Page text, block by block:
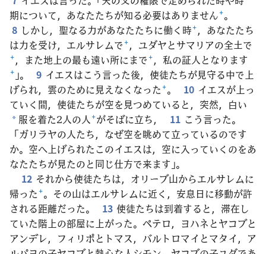
期について，あなたたちが知る必要はありません+。
8 しかし，聖なる力があなたたちに働く時+，あなたたち
は力を受け，エルサレムで+，ユダヤとサマリアの全土で
+，また地上の最も遠い所にまで+，私の証人となります
+ 」。 9 イエスはこう言った後，使徒たちが見守る中で上
げられ，雲のために見えなくなった+。 10 イエスが上っ
ていく間，使徒たちが空を見つめていると，突然，白い
* 服を着た2人の人+がそばに立ち， 11 こう言った。
「ガリラヤの人たち，なぜ空を眺めて立っているのです
か。空へ上げられたこのイエスは，空に入っていくのをあ
なたたちが見たのと同じ仕方で来ます」。
12 それから使徒たちは，オリーブ山からエルサレムに
帰った+。その山はエルサレムに近く，安息日に移動が許
される距離だった。
13 使徒たちは到着すると，滞在し
ていた階上の部屋に上がった。ペテロ，ヨハネとヤコブと
アンデレ，フィリポとトマス，バルトロマイとマタイ，ア